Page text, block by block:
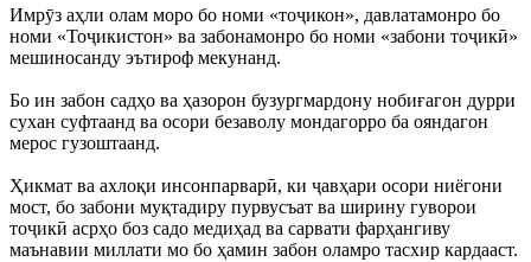
Имрӯз аҳли олам моро бо номи «тоҷикон», давлатамонро бо
номи «Тоҷикистон» ва забонамонро бо номи «забони тоҷикӣ»
мешиносанду эътироф мекунанд.
Бо ин забон садҳо ва ҳазорон бузургмардону нобиғагон дурри
сухан суфтаанд ва осори безаволу мондагорро ба ояндагон
мерос гузоштаанд.
Ҳикмат ва ахлоқи инсонпарварӣ, ки ҷавҳари осори ниёгони
мост, бо забони муқтадиру пурвусъат ва ширину гуворои
тоҷикӣ асрҳо боз садо медиҳад ва сарвати фарҳангиву
маънавии миллати мо бо ҳамин забон оламро тасхир кардааст.